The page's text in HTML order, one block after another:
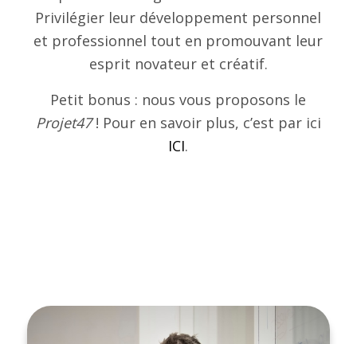
Privilégier leur développement personnel
et professionnel tout en promouvant leur
esprit novateur et créatif.
Petit bonus : nous vous proposons le
Projet47! Pour en savoir plus, c’est par ici
ICI.